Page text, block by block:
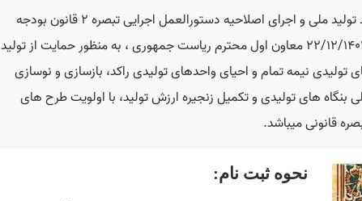
در راستای برنامه حمایت از تولید، اشتغال پایدار و رشد تولید ملی و اجرای اصلاحیه دستورالعمل اجرایی تبصره 2 قانون بودجه
سال 1403 کل کشور ابلاغی به شماره 201792 مورخ 22/12/1403 معاون اول محترم ریاست جمهوری ، به منظور حمایت از تولید
نیمه تمام و احیای واحدهای تولیدی راکد، بازسازی و نوسازی
های تولیدی و تکمیل زنجیره ارزش تولید، با اولویت طرح های
قانونی میباشد.
نحوه ثبت نام: